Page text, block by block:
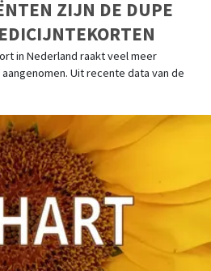
ZIJN DE DUPE
in Nederland raakt veel meer
Uit recente data van de